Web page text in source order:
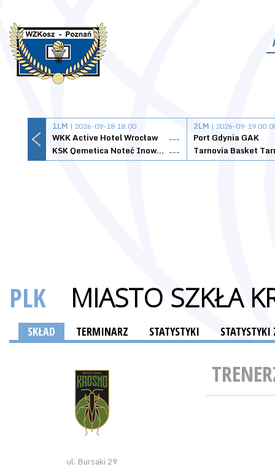
1LM | 2026-09-18 18:00
WKK Active Hotel Wrocław
---
KSK Qemetica Noteć Inowrocław ---
2LM | 2026-09-19
Port Gdynia GAK
PLK MIASTO SZKŁA
SKŁAD TERMINARZ STATYSTYKI
ul. Bursaki 29